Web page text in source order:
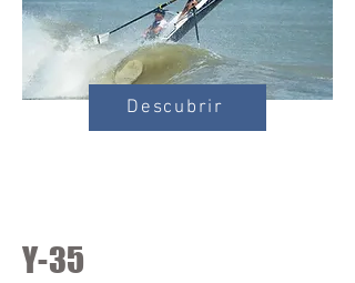
Descubrir
Y-35